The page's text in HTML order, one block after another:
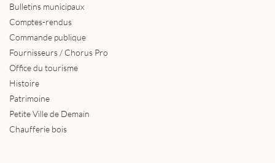
Bulletins municipaux
Comptes-rendus
Commande publique
Fournisseurs / Chorus Pro
Office du tourisme
Histoire
Patrimoine
Petite Ville de Demain
Chaufferie bois